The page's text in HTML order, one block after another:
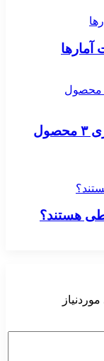
دستور سازمان غذا و دارو برای جمع‌آوری ۳ محصول
هستند؟